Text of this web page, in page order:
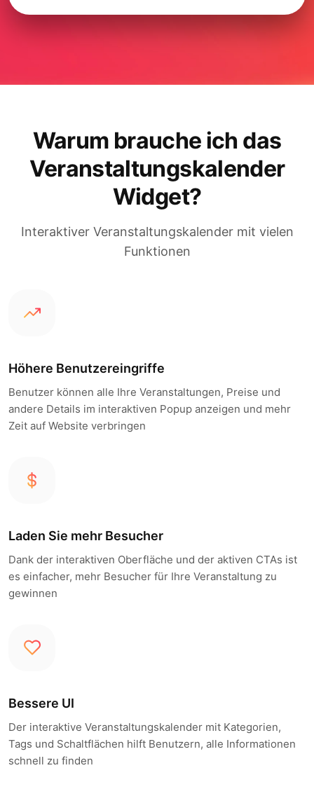
Warum brauche ich das
Veranstaltungskalender
Widget?
Interaktiver Veranstaltungskalender mit vielen
Funktionen
Höhere Benutzereingriffe
Benutzer können alle Ihre Veranstaltungen, Preise und
andere Details im interaktiven Popup anzeigen und mehr
Zeit auf Website verbringen
Laden Sie mehr Besucher
Dank der interaktiven Oberfläche und der aktiven CTAs ist
es einfacher, mehr Besucher für Ihre Veranstaltung zu
gewinnen
Bessere UI
Der interaktive Veranstaltungskalender mit Kategorien,
Tags und Schaltflächen hilft Benutzern, alle Informationen
schnell zu finden